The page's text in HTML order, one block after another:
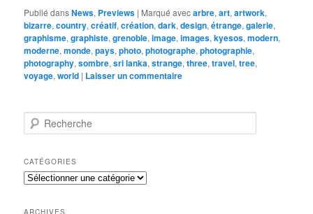
Publié dansNews, Previews | Marqué avecarbre,art,artwork,
bizarre,country,créatif,création,dark,design,étrange,galerie,
graphisme,graphiste,grenoble,image,images,kyesos,modern,
moderne,monde,pays,photo,photographe,photographie,
photography,sombre,sri lanka,strange,three,travel,tree,
voyage,world | Laisser un commentaire
e
h
e
r
h
CATÉGORIES
Catégories